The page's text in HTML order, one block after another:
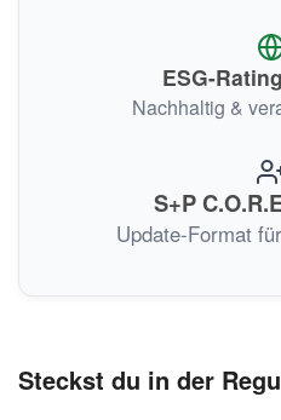
ESG-
Nachhaltig &
S+P
Update-Format
Steckst du in der